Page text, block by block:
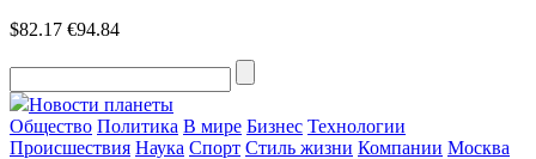
$82.17 €94.84
Новости планеты
Общество Политика В мире Бизнес Технологии
Происшествия Наука Спорт Стиль жизни Компании Москва